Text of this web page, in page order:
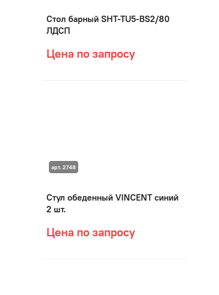
Стол барный SHT-TU5-BS2/80
ЛДСП
Цена по запросу
Стул обеденный VINCENT синий
2 шт.
Цена по запросу
арт. 2748